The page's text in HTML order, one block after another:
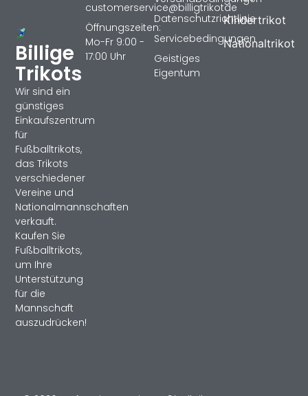
Billige
Trikots
Wir sind ein
günstiges
Einkaufszentrum
für
Fußballtrikots,
das Trikots
verschiedener
Vereine und
Nationalmannschaften
verkauft.
Kaufen Sie
Fußballtrikots,
um Ihre
Unterstützung
für die
Mannschaft
auszudrücken!
Kindertrikot
Nationaltrikot
Datenschutzrichtlinie
Servicebedingungen
Geistiges
Eigentum
customerservice@billigtrikotde
Öffnungszeiten:
Mo-Fr 9:00 -
17:00 Uhr